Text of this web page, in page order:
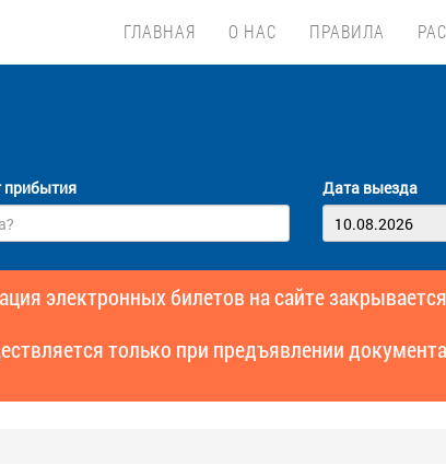
ГЛАВНАЯ О НАС ПРАВИЛА
прибытия Дата выезда
электронных билетов на сайте
только при предъявлении